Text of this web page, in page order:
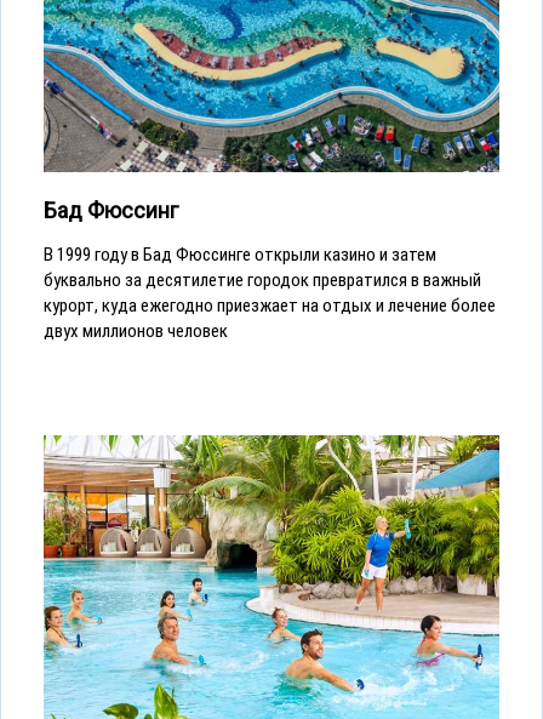
Бад Фюссинг
В 1999 году в Бад Фюссинге открыли казино и затем
буквально за десятилетие городок превратился в важный
курорт, куда ежегодно приезжает на отдых и лечение более
двух миллионов человек